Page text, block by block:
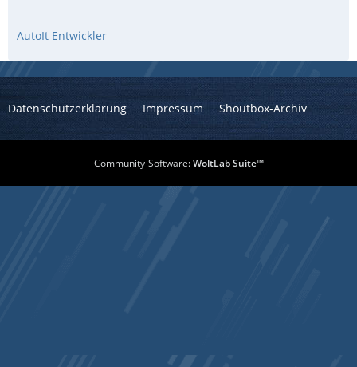
AutoIt Entwickler
Datenschutzerklärung Impressum Shoutbox-Archiv
Community-Software:WoltLab Suite™